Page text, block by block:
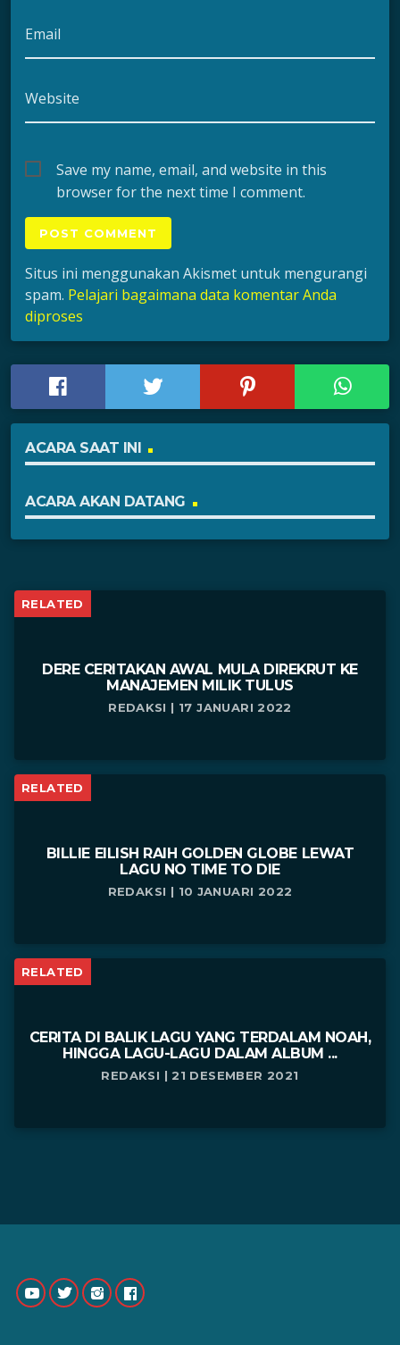
Email
Website
Save my name, email, and website in this
browser for the next time I comment.
Situs ini menggunakan Akismet untuk mengurangi
spam. Pelajari bagaimana data komentar Anda
diproses
ACARA SAAT INI
ACARA AKAN DATANG
RELATED
DERE CERITAKAN AWAL MULA DIREKRUT KE
MANAJEMEN MILIK TULUS
REDAKSI | 17 JANUARI 2022
RELATED
BILLIE EILISH RAIH GOLDEN GLOBE LEWAT
LAGU NO TIME TO DIE
REDAKSI | 10 JANUARI 2022
RELATED
CERITA DI BALIK LAGU YANG TERDALAM NOAH,
HINGGA LAGU-LAGU DALAM ALBUM ...
REDAKSI | 21 DESEMBER 2021